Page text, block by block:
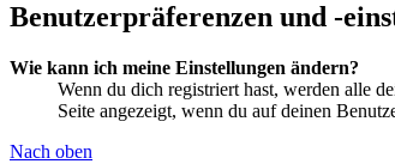
Benutzerpräferenzen und -
Wie kann ich meine Einstellungen ändern?
Wenn du dich registriert hast, werden alle
Seite angezeigt, wenn du auf deinen
Nach oben